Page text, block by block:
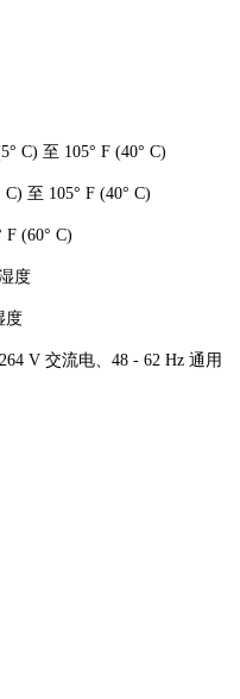
C) 至 105° F (40° C)
至 105° F (40° C)
F (60° C)
湿度
度
V 交流电、48 - 62 Hz 通用